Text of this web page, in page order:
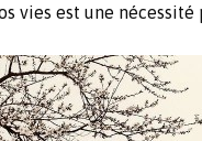
vies est une nécessité